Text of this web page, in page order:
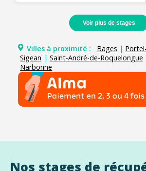
Voir plus de stages
Villes à proximité : Bages |
Sigean | Saint-André-de-Roquelongue
Narbonne
Nos stages de